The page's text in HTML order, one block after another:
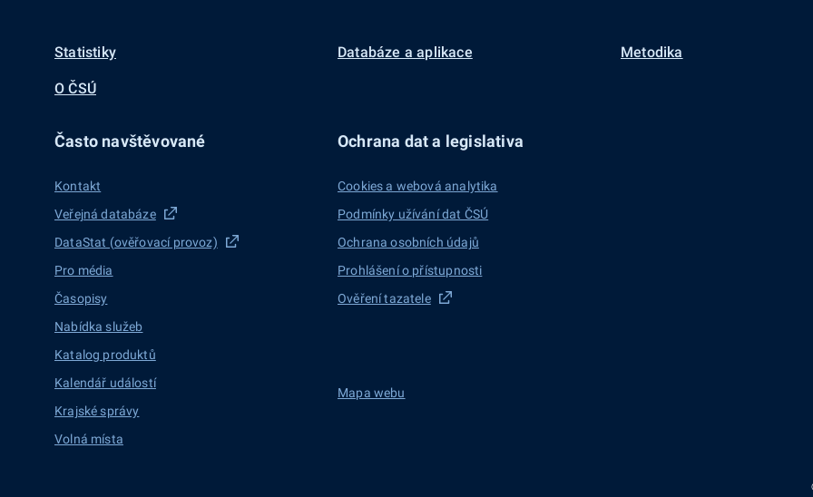
Statistiky Databáze a aplikace Metodika
O ČSÚ
Často navštěvované
Kontakt
Veřejná databáze
DataStat (ověřovací provoz)
Pro média
Časopisy
Nabídka služeb
Katalog produktů
Kalendář událostí
Krajské správy
Volná místa
Ochrana dat a legislativa
Cookies a webová analytika
Podmínky užívání dat ČSÚ
Ochrana osobních údajů
Prohlášení o přístupnosti
Ověření tazatele
Mapa webu